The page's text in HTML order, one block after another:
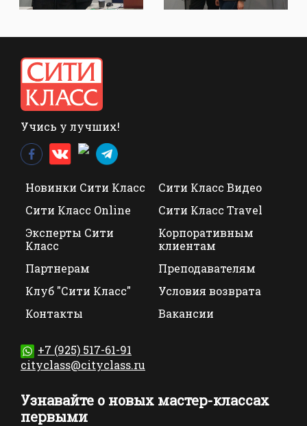
Учись у лучших!
Новинки Сити Класс
Сити Класс Видео
Сити Класс Online
Сити Класс Travel
Эксперты Сити
Класс
Корпоративным
клиентам
Партнерам
Преподавателям
Клуб "Сити Класс"
Условия возврата
Контакты
Вакансии
+7 (925) 517-61-91
cityclass@cityclass.ru
Узнавайте о новых мастер-классах
первыми